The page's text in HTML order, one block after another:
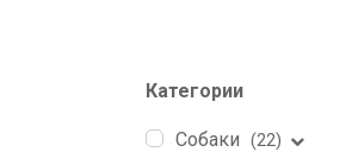
Категории
Собаки (22)